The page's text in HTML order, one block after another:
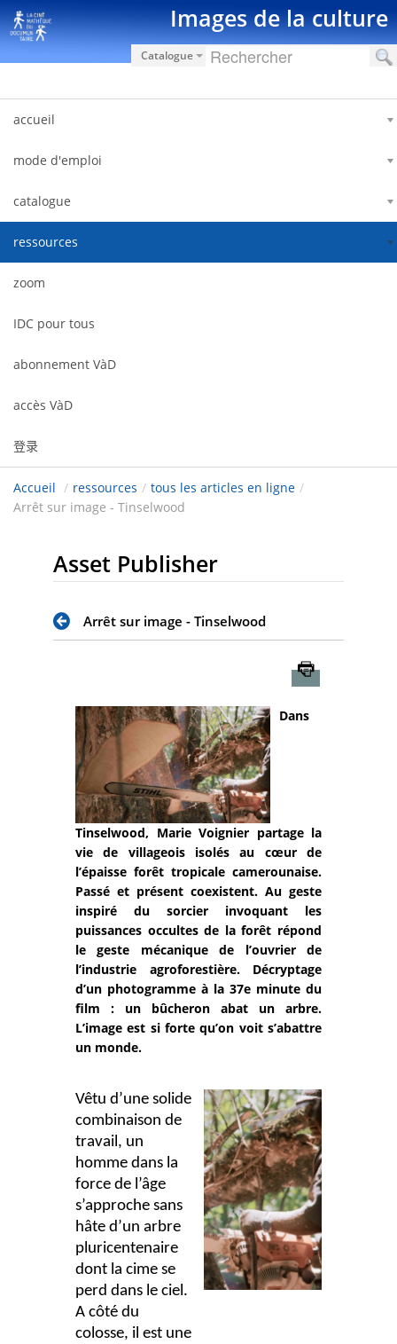
跳转到内容 Images de la culture
Catalogue
accueil
mode d'emploi
catalogue
ressources
zoom
IDC pour tous
abonnement VàD
accès VàD
登录
Accueil / ressources / tous les articles en ligne /
Arrêt sur image - Tinselwood
Asset Publisher
Arrêt sur image - Tinselwood
Dans
Tinselwood, Marie Voignier partage la
vie de villageois isolés au cœur de
l’épaisse forêt tropicale camerounaise.
Passé et présent coexistent. Au geste
inspiré du sorcier invoquant les
puissances occultes de la forêt répond
le geste mécanique de l’ouvrier de
l’industrie agroforestière. Décryptage
d’un photogramme à la 37e minute du
film : un bûcheron abat un arbre.
L’image est si forte qu’on voit s’abattre
un monde.
Vêtu d’une solide
combinaison de
travail, un
homme dans la
force de l’âge
s’approche sans
hâte d’un arbre
pluricentenaire
dont la cime se
perd dans le ciel.
A côté du
colosse, il est une